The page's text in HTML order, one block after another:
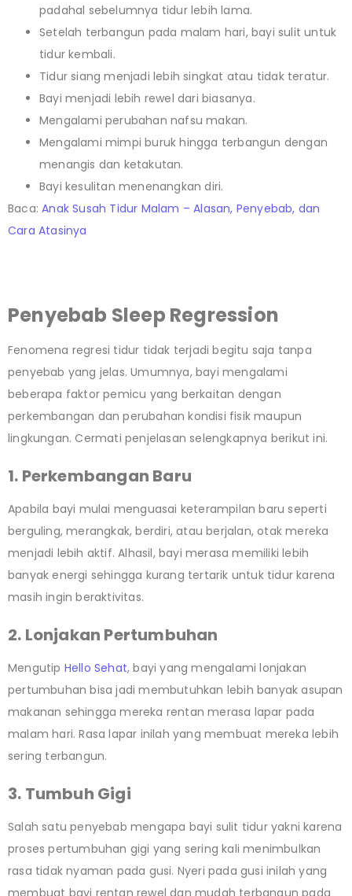
padahal sebelumnya tidur lebih lama.
Setelah terbangun pada malam hari, bayi sulit untuk
tidur kembali.
Tidur siang menjadi lebih singkat atau tidak teratur.
Bayi menjadi lebih rewel dari biasanya.
Mengalami perubahan nafsu makan.
Mengalami mimpi buruk hingga terbangun dengan
menangis dan ketakutan.
Bayi kesulitan menenangkan diri.
Baca:Anak Susah Tidur Malam – Alasan, Penyebab, dan
Cara Atasinya
Penyebab Sleep Regression
Fenomena regresi tidur tidak terjadi begitu saja tanpa
penyebab yang jelas. Umumnya, bayi mengalami
beberapa faktor pemicu yang berkaitan dengan
perkembangan dan perubahan kondisi fisik maupun
lingkungan. Cermati penjelasan selengkapnya berikut ini.
1. Perkembangan Baru
Apabila bayi mulai menguasai keterampilan baru seperti
berguling, merangkak, berdiri, atau berjalan, otak mereka
menjadi lebih aktif. Alhasil, bayi merasa memiliki lebih
banyak energi sehingga kurang tertarik untuk tidur karena
masih ingin beraktivitas.
2. Lonjakan Pertumbuhan
Mengutip Hello Sehat, bayi yang mengalami lonjakan
pertumbuhan bisa jadi membutuhkan lebih banyak asupan
makanan sehingga mereka rentan merasa lapar pada
malam hari. Rasa lapar inilah yang membuat mereka lebih
sering terbangun.
3. Tumbuh Gigi
Salah satu penyebab mengapa bayi sulit tidur yakni karena
proses pertumbuhan gigi yang sering kali menimbulkan
rasa tidak nyaman pada gusi. Nyeri pada gusi inilah yang
membuat bayi rentan rewel dan mudah terbangun pada